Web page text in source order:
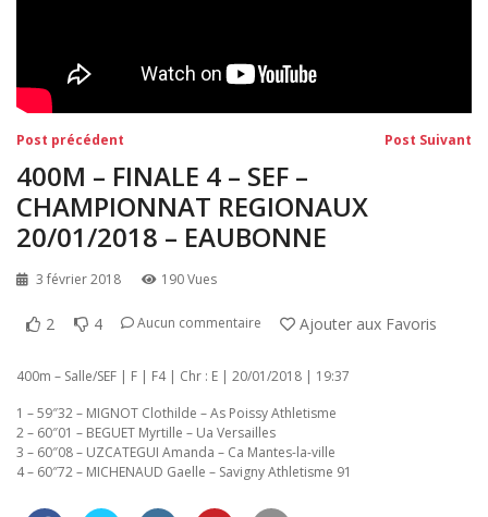
Eaubonne 2019
Navigation
de
l’article
Post précédent Post Suivant
400M – FINALE 4 – SEF –
CHAMPIONNAT REGIONAUX
20/01/2018 – EAUBONNE
3 février 2018 190 Vues
2 4 Aucun commentaire Ajouter aux Favoris
400m – Salle/SEF | F | F4 | Chr : E | 20/01/2018 | 19:37
1 – 59″32 – MIGNOT Clothilde – As Poissy Athletisme
2 – 60″01 – BEGUET Myrtille – Ua Versailles
3 – 60″08 – UZCATEGUI Amanda – Ca Mantes-la-ville
4 – 60″72 – MICHENAUD Gaelle – Savigny Athletisme 91